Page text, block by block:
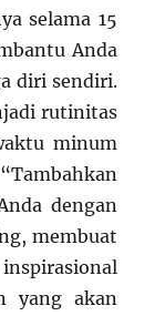
selama 15
Anda
diri sendiri.
rutinitas
minum
dengan
membuat
yang akan